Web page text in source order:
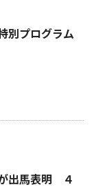
別プログラム
出馬表明 ４